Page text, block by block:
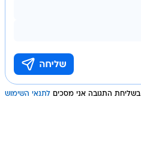
בשליחת התגובה אני מסכים לתנאי השימוש